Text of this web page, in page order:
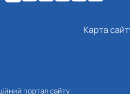
Карта
портал сайту